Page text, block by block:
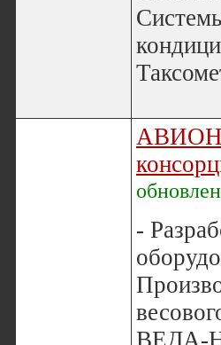
АВИОН
-
ВЕДА-